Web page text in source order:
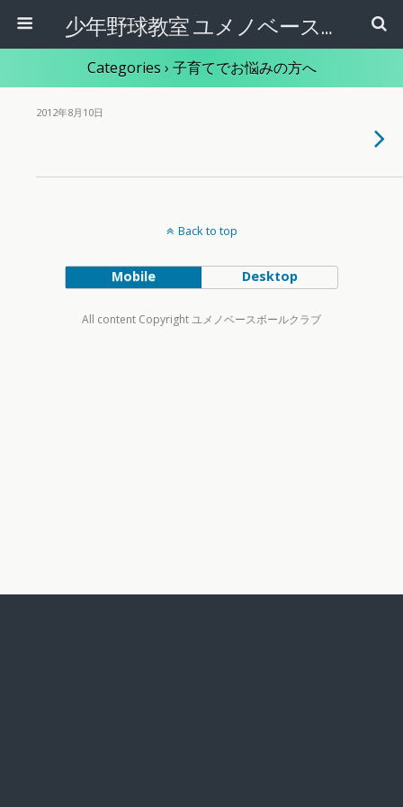
少年野球教室 ユメノベースボールクラブ(オフィシャルサイト)【愛知・名古屋市・岐阜】
Categories › 子育てでお悩みの方へ
2012年8月10日
Back to top
Mobile Desktop
All content Copyright ユメノベースボールクラブ